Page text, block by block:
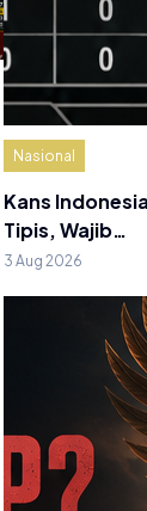
Nasional
Kans
Tipis, Wajib…
3 Aug 2026